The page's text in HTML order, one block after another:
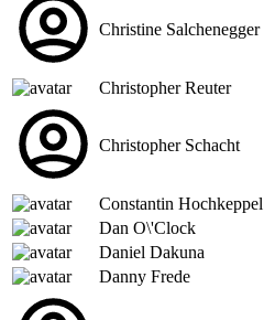
Christine Salchenegger
Christopher Reuter
Christopher Schacht
Constantin Hochkeppel
Dan O\'Clock
Daniel Dakuna
Danny Frede